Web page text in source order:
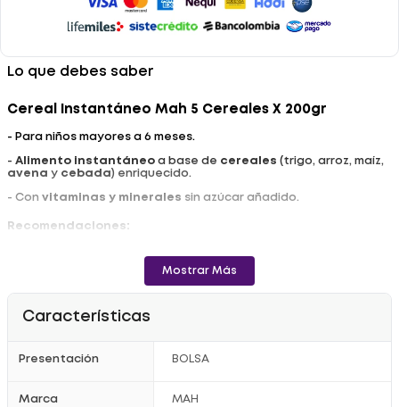
Lo que debes saber
Cereal Instantáneo Mah 5 Cereales X 200gr
- Para niños mayores a 6 meses.
- Alimento instantáneo a base de cereales (trigo, arroz, maíz,
avena y cebada ) enriquecido.
- Con vitaminas y minerales sin azúcar añadido.
Recomendaciones:
Mostrar Más
Características
Presentación BOLSA
Marca MAH